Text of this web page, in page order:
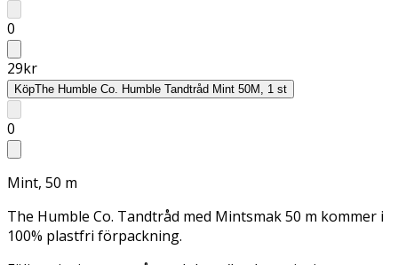
0
29kr
KöpThe Humble Co. Humble Tandtråd Mint 50M, 1 st
0
Mint, 50 m
The Humble Co. Tandtråd med Mintsmak 50 m kommer i
100% plastfri förpackning.